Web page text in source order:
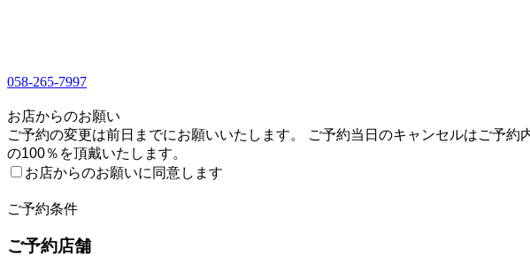
058-265-7997
お店からのお願い
ご予約の変更は前日までにお願いいたします。 ご予約当日のキャンセルはご予
の100％を頂戴いたします。
お店からのお願いに同意します
ご予約条件
ご予約店舗